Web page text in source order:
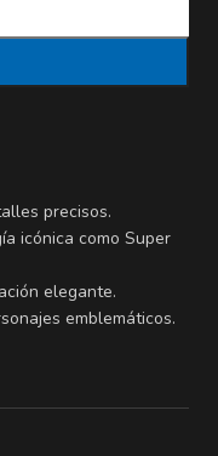
precisos.
icónica como Super
elegante.
emblemáticos.